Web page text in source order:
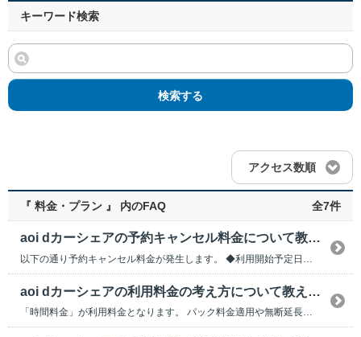
キーワード検索
検索する
アクセス数順
『 料金・プラン 』 内のFAQ 全7件
aoi dカーシェアの予約キャンセル料金について教えてください。
以下の通り予約キャンセル料金が発生します。 ◆利用開始予定日時より前 ⇒予約キャンセ...
aoi dカーシェアの利用料金の考え方について教えてください。
「時間料金」が利用料金となります。 パック料金適用や無断延長などがあった場合は、料金が変動し...